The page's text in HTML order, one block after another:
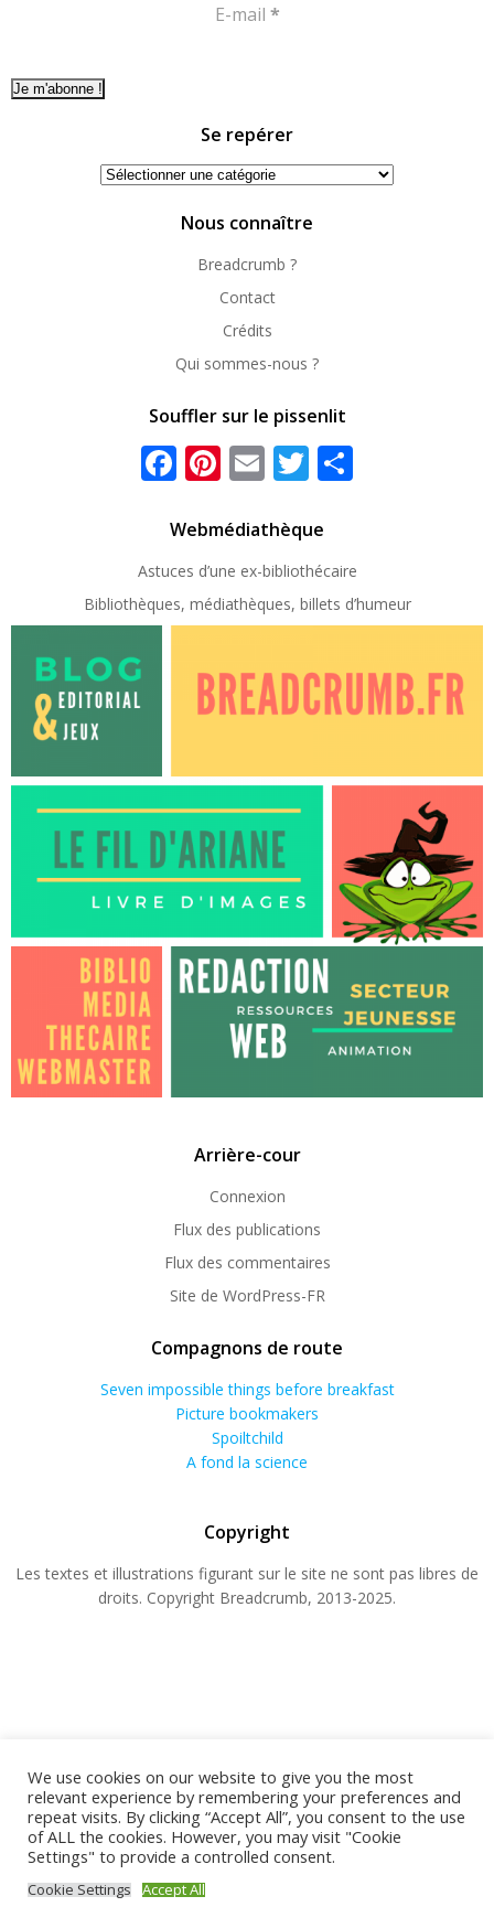
E-mail *
Se repérer
Se
Nous connaître
Breadcrumb ?
Contact
Crédits
Qui sommes-nous ?
Souffler sur le pissenlit
Facebook
Pinterest
EmailTwitter
Webmédiathèque
Astuces d’une ex-bibliothécaire
Bibliothèques, médiathèques, billets d’humeur
Arrière-cour
Connexion
Flux des publications
Flux des commentaires
Site de WordPress-FR
Compagnons de route
Seven impossible things before breakfast
Picture bookmakers
Spoiltchild
A fond la science
Copyright
Les textes et illustrations figurant sur le site ne sont pas libres de
droits. Copyright Breadcrumb, 2013-2025.
© 2026 BREADCRUMB.FR. Construit avec WordPress
etColibriWP Theme.
We use cookies on our website to give you the most
relevant experience by remembering your preferences and
repeat visits. By clicking “Accept All”, you consent to the use
of ALL the cookies. However, you may visit "Cookie
Settings" to provide a controlled consent.
Cookie Settings Accept All